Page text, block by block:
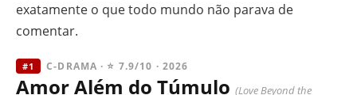
exatamente o que todo mundo não parava de
comentar.
#1 C-DRAMA · ⭐ 7.9/10 · 2026
Amor Além do Túmulo (Love Beyond the